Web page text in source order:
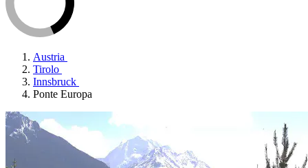
Austria
Tirolo
Innsbruck
Ponte Europa